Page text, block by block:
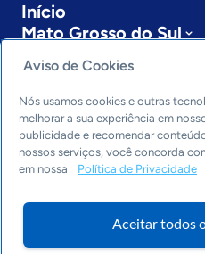
Início
Mato Grosso do Sul
Sobre a ASN
Últimas notícias
Entre em contato
Editorias
Economia & Política
Inovação & Tecnologia
Cultura
Arquivo
Aviso de Cookies
Nós usamos cookies e outras
melhorar a sua experiência em
publicidade e recomendar
nossos serviços, você concorda
em nossa
Política de Privacidade
Aceitar todos